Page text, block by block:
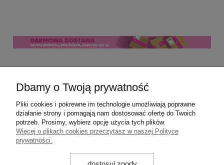
Moje konto
Płatności i dostawa
Informacje
Dbamy o Twoją prywatność
Pliki cookies i pokrewne im technologie umożliwiają poprawne
działanie strony i pomagają nam dostosować ofertę do Twoich
potrzeb. Prosimy, wybierz opcję użycia tych plików.
Więcej o plikach cookies przeczytasz w naszej Polityce
prywatności.